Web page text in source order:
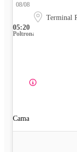
05:20
08/08
Terminal
Poltrona
Cama